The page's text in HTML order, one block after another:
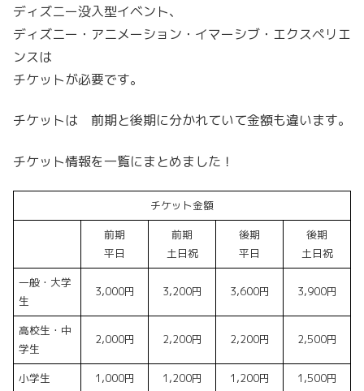
ディズニー没入型イベント、
ディズニー・アニメーション・イマーシブ・エクスペリエ
ンスは
チケットが必要です。
チケットは 前期と後期に分かれていて金額も違います。
チケット情報を一覧にまとめました！
チケット金額
前期
平日
前期
土日祝
後期
平日
後期
土日祝
一般・大学
生
3,000円 3,200円 3,600円 3,900円
高校生・中
学生
2,000円 2,200円 2,200円 2,500円
小学生 1,000円 1,200円 1,200円 1,500円